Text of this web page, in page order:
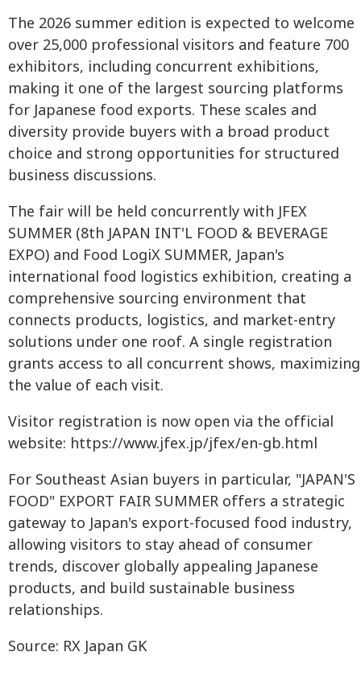
The 2026 summer edition is expected to welcome
over 25,000 professional visitors and feature 700
exhibitors, including concurrent exhibitions,
making it one of the largest sourcing platforms
for Japanese food exports. These scales and
diversity provide buyers with a broad product
choice and strong opportunities for structured
business discussions.
The fair will be held concurrently with JFEX
SUMMER (8th JAPAN INT'L FOOD & BEVERAGE
EXPO) and Food LogiX SUMMER, Japan's
international food logistics exhibition, creating a
comprehensive sourcing environment that
connects products, logistics, and market-entry
solutions under one roof. A single registration
grants access to all concurrent shows, maximizing
the value of each visit.
Visitor registration is now open via the official
website: https://www.jfex.jp/jfex/en-gb.html
For Southeast Asian buyers in particular, "JAPAN'S
FOOD" EXPORT FAIR SUMMER offers a strategic
gateway to Japan's export-focused food industry,
allowing visitors to stay ahead of consumer
trends, discover globally appealing Japanese
products, and build sustainable business
relationships.
Source: RX Japan GK